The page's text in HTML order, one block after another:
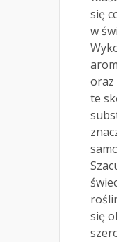
się
w
oraz
te
się